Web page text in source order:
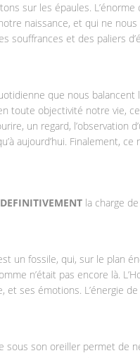
sur les épaules. L’énorme
naissance, et qui ne nous
souffrances et des paliers
que nous balancent
toute objectivité notre vie, ce
un regard, l’observation
aujourd’hui. Finalement, ce
DEFINITIVEMENTla charge de
un fossile, qui, sur le plan
n’était pas encore là.
ses émotions. L’énergie
son oreiller permet de